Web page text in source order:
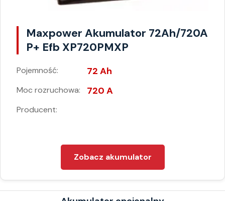
Maxpower Akumulator 72Ah/720A
P+ Efb XP720PMXP
Pojemność: 72 Ah
Moc rozruchowa: 720 A
Producent:
Zobacz akumulator